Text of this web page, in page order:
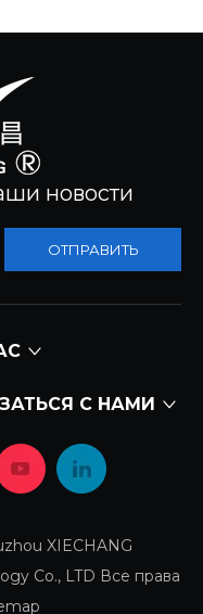
новости​​​​​​​
ОТПРАВИТЬ
С НАМИ
XIECHANG
Co., LTD Все права